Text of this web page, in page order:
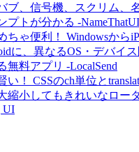
ブ、信号機、スクリム、
プトが分かる -NameThatUI
ちゃ便利！ Windowsから
に、異なるOS・デバイ
無料アプリ -LocalSend
い！ CSSのch単位と
縮小してもきれいなロー
UI